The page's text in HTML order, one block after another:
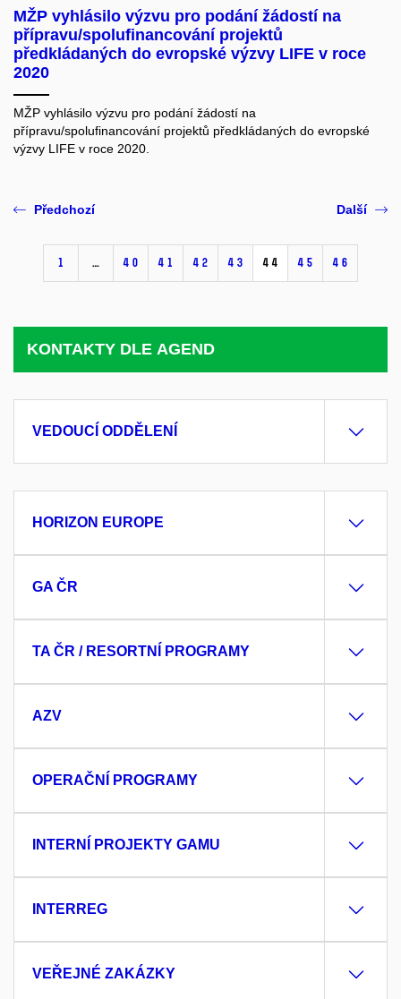
MŽP vyhlásilo výzvu pro podání žádostí na
přípravu/spolufinancování projektů
předkládaných do evropské výzvy LIFE v roce
2020
MŽP vyhlásilo výzvu pro podání žádostí na
přípravu/spolufinancování projektů předkládaných do evropské
výzvy LIFE v roce 2020.
Předchozí
1 … 40 41 42 43 44 45 46
Další
KONTAKTY DLE AGEND
VEDOUCÍ ODDĚLENÍ
HORIZON EUROPE
GA ČR
TA ČR / RESORTNÍ PROGRAMY
AZV
OPERAČNÍ PROGRAMY
INTERNÍ PROJEKTY GAMU
INTERREG
VEŘEJNÉ ZAKÁZKY